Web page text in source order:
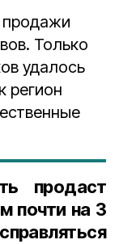
продажи
Только
удалось
регион
продаст
почти на 3